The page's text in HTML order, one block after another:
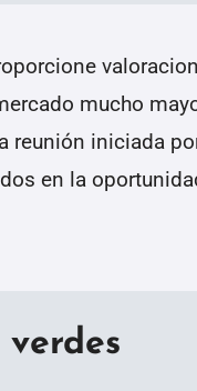
mucho
reunión iniciada
en la